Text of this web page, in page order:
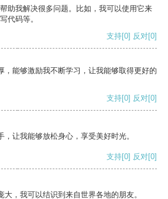
助我解决很多问题。比如，我可以使用它来
代码等。
支持[0] 反对[0]
，能够激励我不断学习，让我能够取得更好的
支持[0] 反对[0]
让我能够放松身心，享受美好时光。
支持[0] 反对[0]
，我可以结识到来自世界各地的朋友。